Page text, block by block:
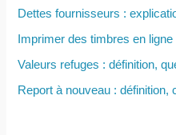
Dettes fournisseurs :
Imprimer des timbres en
Valeurs refuges : définition,
Report à nouveau :